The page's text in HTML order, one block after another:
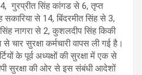
गुरप्रीत सिंह कांगड से 6, तृप्त
से 14, बिंदरमीत सिंह से 3,
नागरा से 2, कुशलदीप सिंह किकी
चार सुरक्षा कर्मचारी वापस ली गई है।
के पूर्व अध्यक्षों की सुरक्षा में एक से
सुरक्षा की ओर से इस संबंधी आदेशों